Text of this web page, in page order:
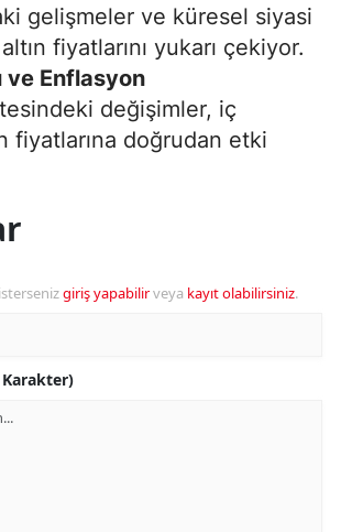
gelişmeler ve küresel siyasi
fiyatlarını yukarı çekiyor.
ve Enflasyon
değişimler, iç
fiyatlarına doğrudan etki
giriş yapabilirveya kayıt olabilirsiniz.
Karakter)